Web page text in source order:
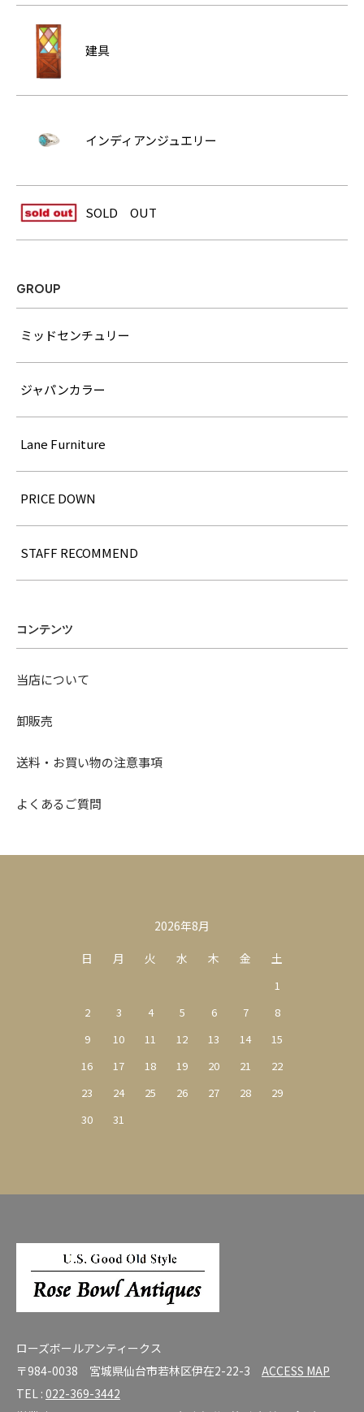
建具
インディアンジュエリー
SOLD OUT
GROUP
ミッドセンチュリー
ジャパンカラー
Lane Furniture
PRICE DOWN
STAFF RECOMMEND
コンテンツ
当店について
卸販売
送料・お買い物の注意事項
よくあるご質問
2026年8月
日
月 火 水 木 金 土
1
2
3 4 5 6 7
8
9
10 11 12 13 14
15
16
17 18 19 20 21
22
23
24 25 26 27 28
29
30
31
ローズボールアンティークス
〒984-0038 宮城県仙台市若林区伊在2-22-3 ACCESS MAP
TEL : 022-369-3442